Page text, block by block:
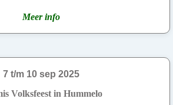
Meer info
7 t/m 10 sep 2025
Volksfeest in Hummelo